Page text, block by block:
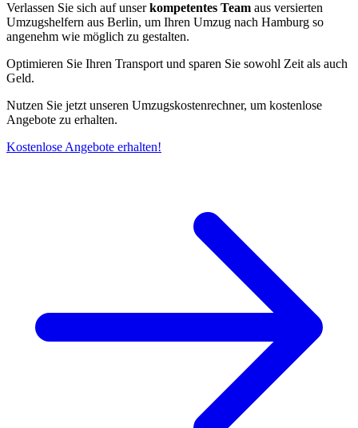
Verlassen Sie sich auf unserkompetentes Team aus versierten
Umzugshelfern aus Berlin, um Ihren Umzug nach Hamburg so
angenehm wie möglich zu gestalten.
Optimieren Sie Ihren Transport und sparen Sie sowohl Zeit als auch
Geld.
Nutzen Sie jetzt unseren Umzugskostenrechner, um kostenlose
Angebote zu erhalten.
Kostenlose Angebote erhalten!